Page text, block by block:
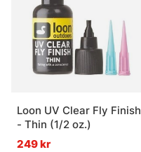
Loon UV Clear Fly Finish
- Thin (1/2 oz.)
249 kr